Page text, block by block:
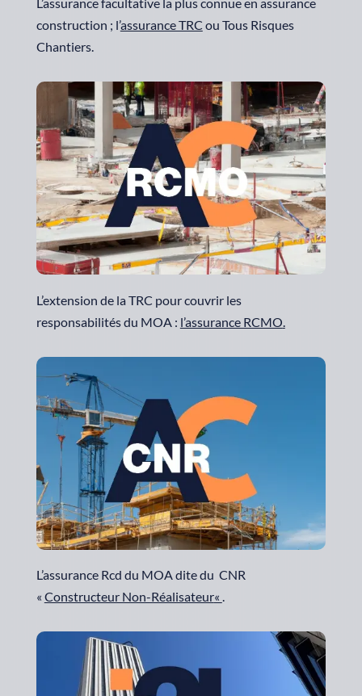
construction ; l’assurance TRC ou Tous Risques
Chantiers.
L’extension de la TRC pour couvrir les
responsabilités du MOA : l’assurance RCMO
L’assurance Rcd du MOA dite du CNR
« Constructeur Non-Réalisateur« .